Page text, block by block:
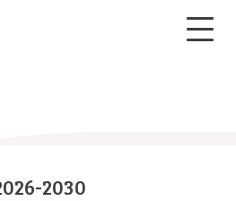
2030